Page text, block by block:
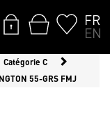
FR
EN
Catégorie C
55-GRS FMJ